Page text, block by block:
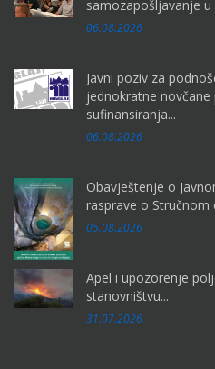
samozapošljavanje u
06.08.2026
Javni poziv za
jednokratne
sufinansiranja...
06.08.2026
Obavještenje o
rasprave o Stručnom
05.08.2026
Apel i upozorenje
stanovništvu...
31.07.2026